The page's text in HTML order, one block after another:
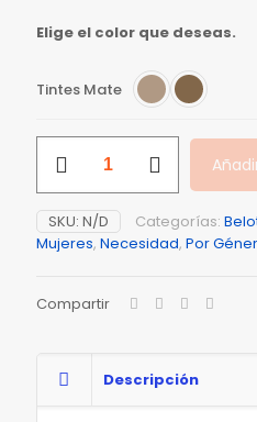
Elige el color que deseas.
Tintes Mate
Color
Plus
Tonos
Mate
–
cantidad
SKU: N/D Categorías:
Mujeres, Necesidad, Por
Compartir
Descripción